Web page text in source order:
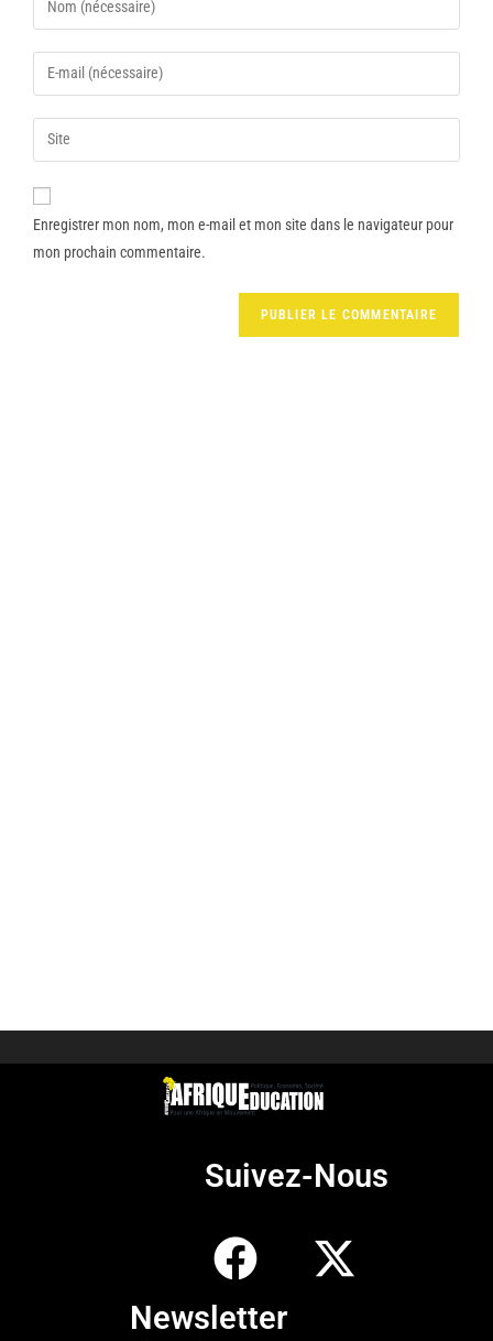
Enregistrer mon nom, mon e-mail et mon site dans le navigateur pour
mon prochain commentaire.
Suivez-Nous
Newsletter